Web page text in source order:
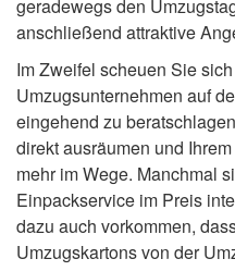
geradewegs den
anschließend attraktive
Im Zweifel scheuen Sie
Umzugsunternehmen auf
eingehend zu
direkt ausräumen und
mehr im Wege. Manchmal
Einpackservice im Preis
dazu auch vorkommen,
Umzugskartons von der